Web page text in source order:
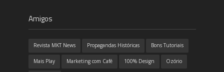
Amigos
Revista MKT News Propagandas Históricas Bons Tutoriais
Mais Play Marketing com Café 100% Design Ozório